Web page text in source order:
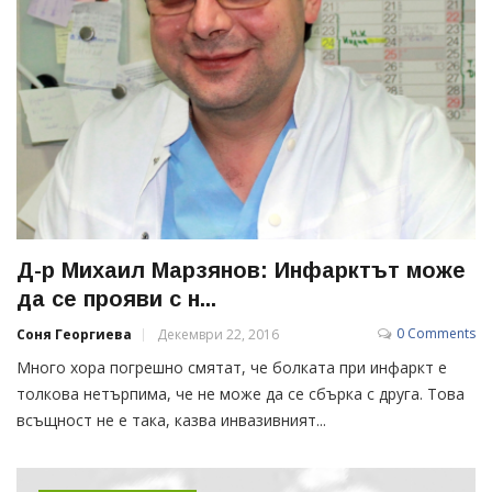
Д-р Михаил Марзянов: Инфарктът може
да се прояви с н...
Соня Георгиева Декември 22, 2016 0 Comments
Много хора погрешно смятат, че болката при инфаркт е
толкова нетърпима, че не може да се сбърка с друга. Това
всъщност не е така, казва инвазивният...